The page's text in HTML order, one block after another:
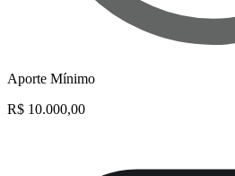
Aporte Mínimo
R$ 10.000,00